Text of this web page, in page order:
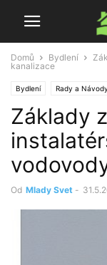
Domů Bydlení
kanalizace
Bydlení Rady a Návody
Základy
Od Mlady Svet -